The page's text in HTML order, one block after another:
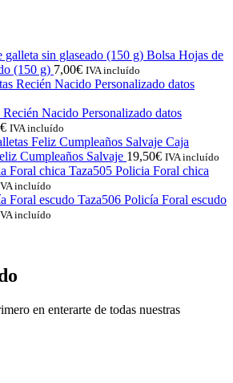
Bolsa Hojas de
(150 g) 7,00€ IVA incluído
Nacido Personalizado datos
€ IVA incluído
Caja
Cumpleaños Salvaje 19,50€ IVA incluído
Taza505 Policia Foral chica
incluído
Taza506 Policía Foral escudo
incluído
en enterarte de todas nuestras